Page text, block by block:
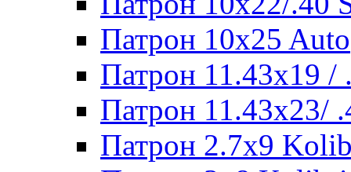
Патрон 10x25 Auto
Патрон 11.43x19 /
Патрон 11.43x23/
Патрон 2.7x9